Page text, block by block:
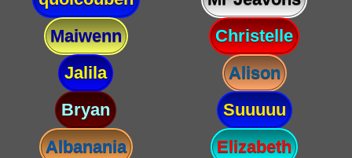
Maiwenn
Christelle
Jalila
Alison
Bryan
Suuuuu
Albanania
Elizabeth